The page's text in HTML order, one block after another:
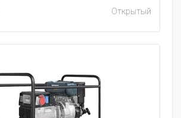
Открытый